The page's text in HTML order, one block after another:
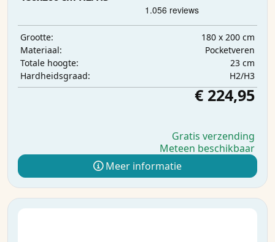
Grootte:
180 x 200 cm
Materiaal:
Pocketveren
Totale hoogte:
23 cm
Hardheidsgraad:
H2/H3
€ 224,95
Gratis verzending
Meteen beschikbaar
Meer informatie